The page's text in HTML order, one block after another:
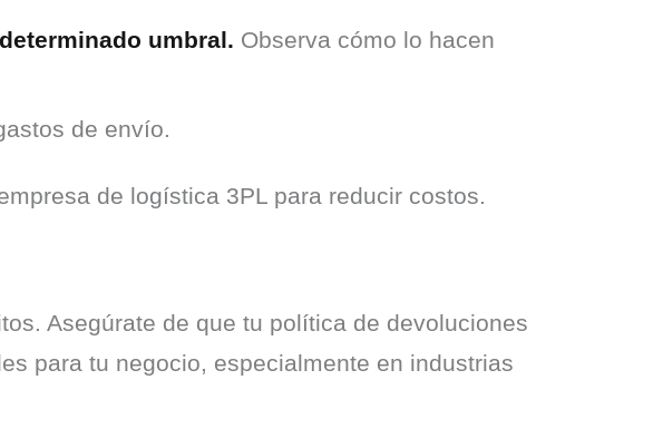
umbral. Observa cómo lo hacen
de envío.
de logística 3PL para reducir costos.
Asegúrate de que tu política de devoluciones
para tu negocio, especialmente en industrias